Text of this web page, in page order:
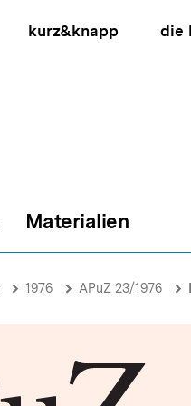
kurz&knapp die
Materialien
1976 APuZ 23/1976